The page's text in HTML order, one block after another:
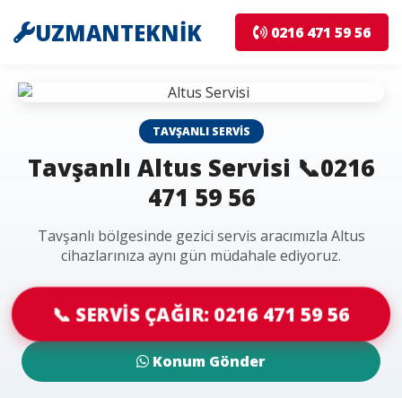
UZMANTEKNİK 0216 471 59 56
TAVŞANLI SERVIS
Tavşanlı Altus Servisi 📞0216
471 59 56
Tavşanlı bölgesinde gezici servis aracımızla Altus
cihazlarınıza aynı gün müdahale ediyoruz.
📞 SERVİS ÇAĞIR: 0216 471 59 56
Konum Gönder